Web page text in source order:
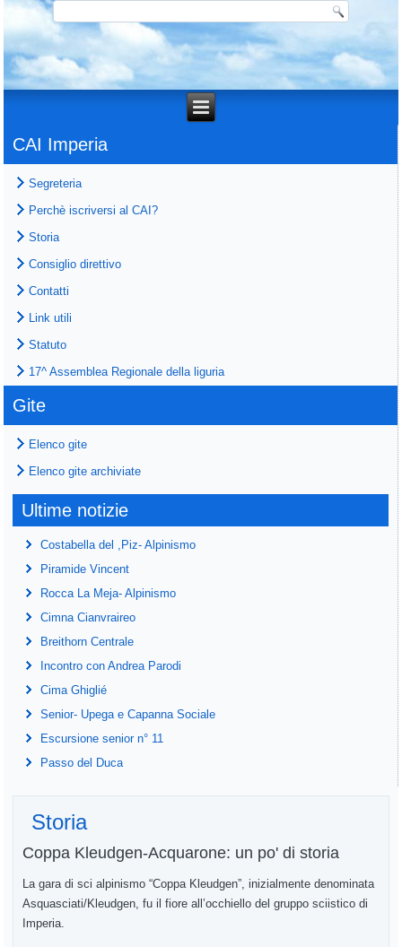
CAI Imperia
Segreteria
Perchè iscriversi al CAI?
Storia
Consiglio direttivo
Contatti
Link utili
Statuto
17^ Assemblea Regionale della liguria
Gite
Elenco gite
Elenco gite archiviate
Ultime notizie
Costabella del ,Piz- Alpinismo
Piramide Vincent
Rocca La Meja- Alpinismo
Cimna Cianvraireo
Breithorn Centrale
Incontro con Andrea Parodi
Cima Ghiglié
Senior- Upega e Capanna Sociale
Escursione senior n° 11
Passo del Duca
Storia
Coppa Kleudgen-Acquarone: un po' di storia
La gara di sci alpinismo “Coppa Kleudgen”, inizialmente denominata
Asquasciati/Kleudgen, fu il fiore all’occhiello del gruppo sciistico di
Imperia.